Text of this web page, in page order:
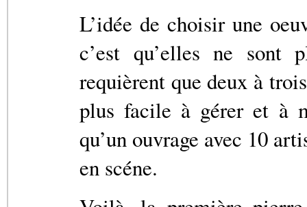
L’idée de choisir une
c’est qu’elles ne sont
requièrent que deux à
plus facile à gérer et à
qu’un ouvrage avec 10
en scéne.